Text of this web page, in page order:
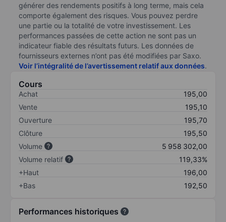
générer des rendements positifs à long terme, mais cela
comporte également des risques. Vous pouvez perdre
une partie ou la totalité de votre investissement. Les
performances passées de cette action ne sont pas un
indicateur fiable des résultats futurs. Les données de
fournisseurs externes n’ont pas été modifiées par Saxo.
Voir l’intégralité de l’avertissement relatif aux données.
Cours
Achat
195,00
Vente
195,10
Ouverture
195,70
Clôture
195,50
Volume
5 958 302,00
Volume relatif
119,33%
+Haut
196,00
+Bas
192,50
Performances historiques